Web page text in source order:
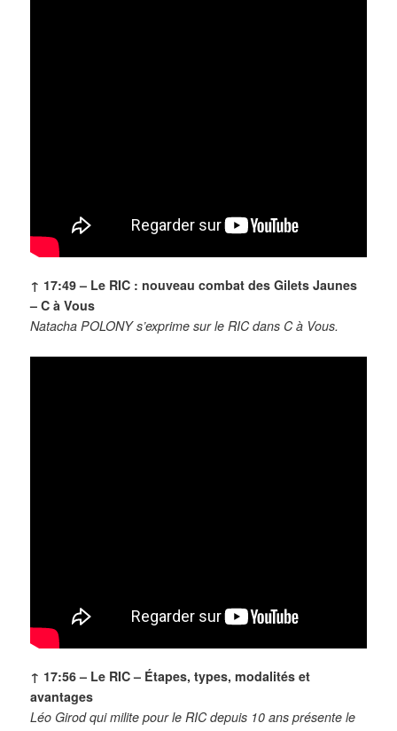
↑ 17:49 – Le RIC : nouveau combat des Gilets Jaunes
– C à Vous
Natacha POLONY s’exprime sur le RIC dans C à Vous.
↑ 17:56 – Le RIC – Étapes, types, modalités et
avantages
Léo Girod qui milite pour le RIC depuis 10 ans présente le